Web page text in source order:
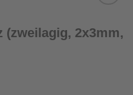
Add to
(zweilagig, 2x3mm,